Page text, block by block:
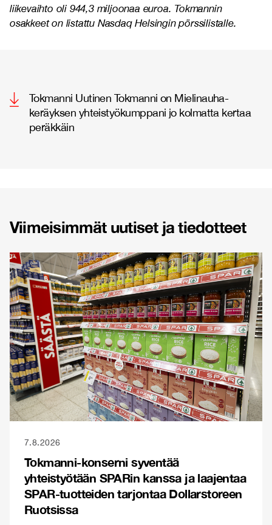
liikevaihto oli 944,3 miljoonaa euroa. Tokmannin
osakkeet on listattu Nasdaq Helsingin pörssilistalle.
Tokmanni Uutinen Tokmanni on Mielinauha-
keräyksen yhteistyökumppani jo kolmatta kertaa
peräkkäin
Viimeisimmät uutiset ja tiedotteet
7.8.2026
Tokmanni-konserni syventää
yhteistyötään SPARin kanssa ja laajentaa
SPAR-tuotteiden tarjontaa Dollarstoreen
Ruotsissa